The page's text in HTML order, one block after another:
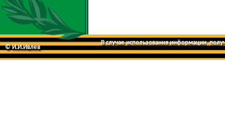
© И.И.Ивлев
В случае использования информации,